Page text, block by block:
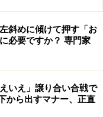
す。つまり、挨拶を
しまう可能性がある
す」「お疲れ様でし
敬語を使ってくだ
斜めに傾けて押す「お
必要ですか？ 専門家
いえ」譲り合い合戦で
から出すマナー、正直